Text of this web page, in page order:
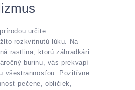
určite
rozkvitnutú lúku. Na
rastlina, ktorú záhradkári
burinu, vás prekvapí
všestrannosťou. Pozitívne
pečene, obličiek,